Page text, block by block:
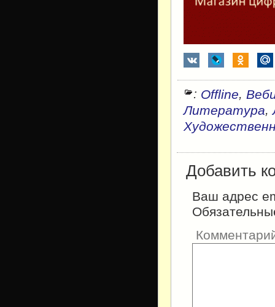
: Offline,
Литература,
Добавить
Ваш адрес